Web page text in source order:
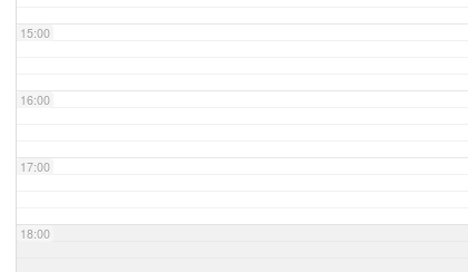
15:00
16:00
17:00
18:00